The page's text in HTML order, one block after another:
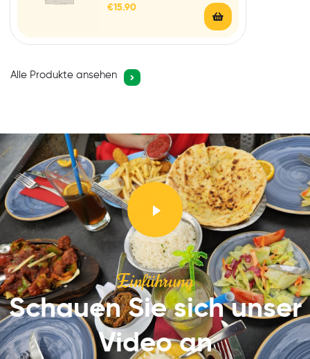
€15.90
Alle Produkte ansehen
Einführung
Schauen Sie sich unser
Video an